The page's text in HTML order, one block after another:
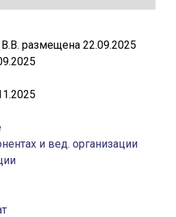
размещена 22.09.2025
и вед. организации